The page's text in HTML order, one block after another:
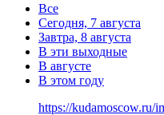
Все
Сегодня, 7 августа
Завтра, 8 августа
В эти выходные
В августе
В этом году
https://kudamoscow.ru/